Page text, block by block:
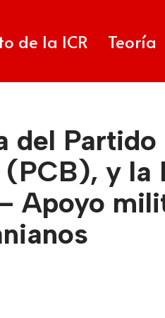
de la ICR Teoría
del Partido
y la
Apoyo